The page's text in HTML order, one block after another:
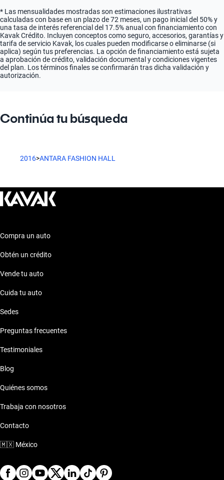
* Las mensualidades mostradas son estimaciones ilustrativas
calculadas con base en un plazo de 72 meses, un pago inicial del 50% y
una tasa de interés referencial del 17.5% anual con financiamiento con
Kavak Crédito. Incluyen conceptos como seguro, accesorios, garantías y
tarifa de servicio Kavak, los cuales pueden modificarse o eliminarse (si
aplica) según tus preferencias. La opción de financiamiento está sujeta
a aprobación de crédito, validación documental y condiciones vigentes
del plan. Los términos finales se confirmarán tras dicha validación y
autorización.
Continúa tu búsqueda
2016>ANTARA FASHION HALL
Compra un auto
Obtén un crédito
Vende tu auto
Cuida tu auto
Sedes
Preguntas frecuentes
Testimoniales
Blog
Quiénes somos
Trabaja con nosotros
Contacto
🇲🇽 México